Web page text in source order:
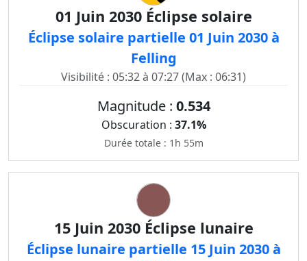
01 Juin 2030 Éclipse solaire
Éclipse solaire partielle 01 Juin 2030 à
Felling
Visibilité : 05:32 à 07:27 (Max : 06:31)
Magnitude : 0.534
Obscuration : 37.1%
Durée totale : 1h 55m
15 Juin 2030 Éclipse lunaire
Éclipse lunaire partielle 15 Juin 2030 à